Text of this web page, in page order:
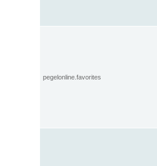
pegelonline.favorites